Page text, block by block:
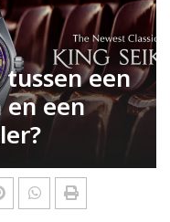
een
en een